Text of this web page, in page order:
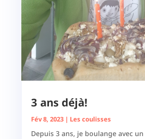
3 ans déjà!
Fév 8, 2023| Les coulisses
Depuis 3 ans, je boulange avec